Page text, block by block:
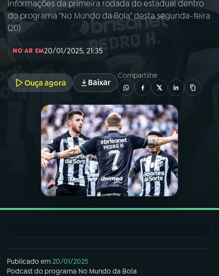
01INÍCIO
02A RÁDIO
03PROGRAMAÇÃO
PROGRAMAS
PODCASTS
VIDEOCASTS
informações da primeira rodada do estadual dentro
do programa "No Mundo da Bola" desta segunda-feira
(20)
NO AR EM20/01/2025, 21:35
Ouça agora Baixar
Compartilhe
Publicado em20/01/2025
Podcastdo programa No Mundo da Bola